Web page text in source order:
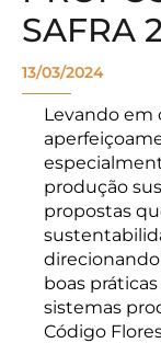
SAFRA
13/03/2024
Levando em
produção
propostas
boas
sistemas
Código